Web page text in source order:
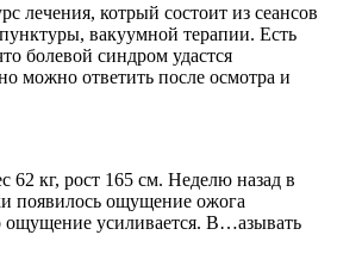
лечения, котрый состоит из сеансов
вакуумной терапии. Есть
болевой синдром удастся
можно ответить после осмотра и
62 кг, рост 165 см. Неделю назад в
появилось ощущение ожога
ощущение усиливается. В…азывать